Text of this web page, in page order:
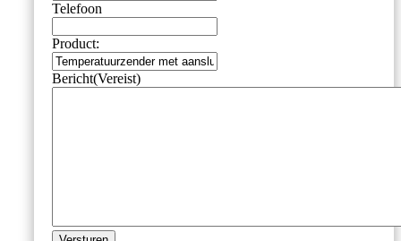
Telefoon
Product:
Bericht(Vereist)